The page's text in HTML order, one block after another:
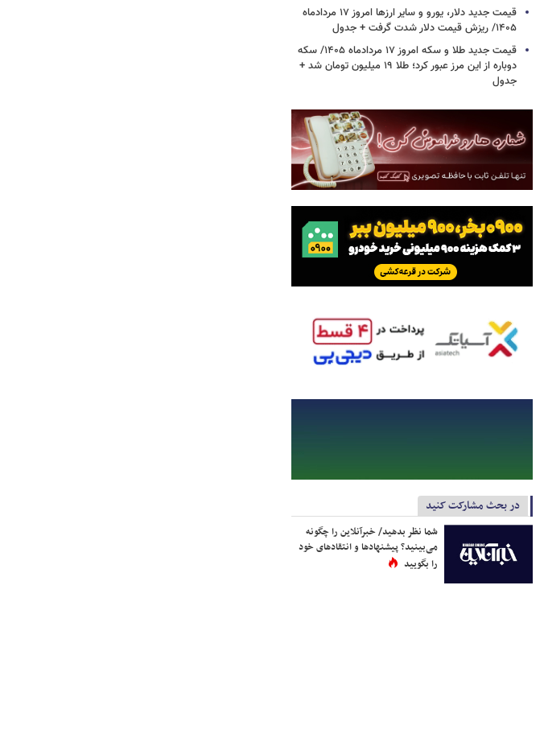
قیمت جدید دلار، یورو و سایر ارزها امروز ۱۷ مردادماه
۱۴۰۵/ ریزش قیمت دلار شدت گرفت + جدول
قیمت جدید طلا و سکه امروز ۱۷ مردادماه ۱۴۰۵/ سکه
دوباره از این مرز عبور کرد؛ طلا ۱۹ میلیون تومان شد +
جدول
در بحث مشارکت کنید
شما نظر بدهید/ خبرآنلاین را چگونه
می‌بینید؟ پیشنهادها و انتقادهای خود
را بگویید